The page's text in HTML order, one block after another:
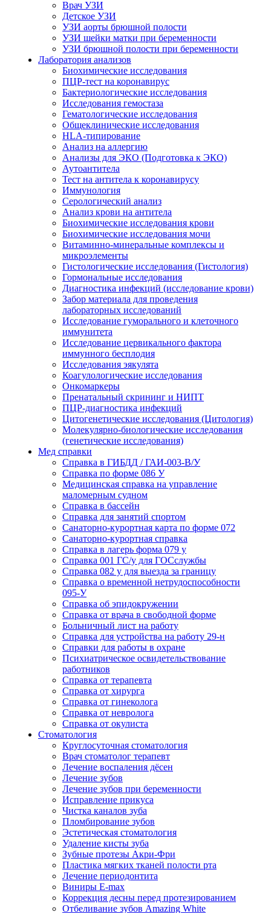
Врач УЗИ
Детское УЗИ
УЗИ аорты брюшной полости
УЗИ шейки матки при беременности
УЗИ брюшной полости при беременности
Лаборатория анализов
Биохимические исследования
ПЦР-тест на коронавирус
Бактериологические исследования
Исследования гемостаза
Гематологические исследования
Общеклинические исследования
HLA-типирование
Анализ на аллергию
Анализы для ЭКО (Подготовка к ЭКО)
Аутоантитела
Тест на антитела к коронавирусу
Иммунология
Серологический анализ
Анализ крови на антитела
Биохимические исследования крови
Биохимические исследования мочи
Витаминно-минеральные комплексы и
микроэлементы
Гистологические исследования (Гистология)
Гормональные исследования
Диагностика инфекций (исследование крови)
Забор материала для проведения
лабораторных исследований
Исследование гуморального и клеточного
иммунитета
Исследование цервикального фактора
иммунного бесплодия
Исследования эякулята
Коагулологические исследования
Онкомаркеры
Пренатальный скрининг и НИПТ
ПЦР-диагностика инфекций
Цитогенетические исследования (Цитология)
Молекулярно-биологические исследования
(генетические исследования)
Мед справки
Справка в ГИБДД / ГАИ-003-В/У
Справка по форме 086 У
Медицинская справка на управление
маломерным судном
Справка в бассейн
Справка для занятий спортом
Санаторно-курортная карта по форме 072
Санаторно-курортная справка
Справка в лагерь форма 079 у
Справка 001 ГС/у для ГОСслужбы
Справка 082 у для выезда за границу
Справка о временной нетрудоспособности
095-У
Справка об эпидокружении
Справка от врача в свободной форме
Больничный лист на работу
Справка для устройства на работу 29-н
Справки для работы в охране
Психиатрическое освидетельствование
работников
Справка от терапевта
Справка от хирурга
Справка от гинеколога
Справка от невролога
Справка от окулиста
Стоматология
Круглосуточная стоматология
Врач стоматолог терапевт
Лечение воспаления дёсен
Лечение зубов
Лечение зубов при беременности
Исправление прикуса
Чистка каналов зуба
Пломбирование зубов
Эстетическая стоматология
Удаление кисты зуба
Зубные протезы Акри-Фри
Пластика мягких тканей полости рта
Лечение периодонтита
Виниры E-max
Коррекция десны перед протезированием
Отбеливание зубов Amazing White